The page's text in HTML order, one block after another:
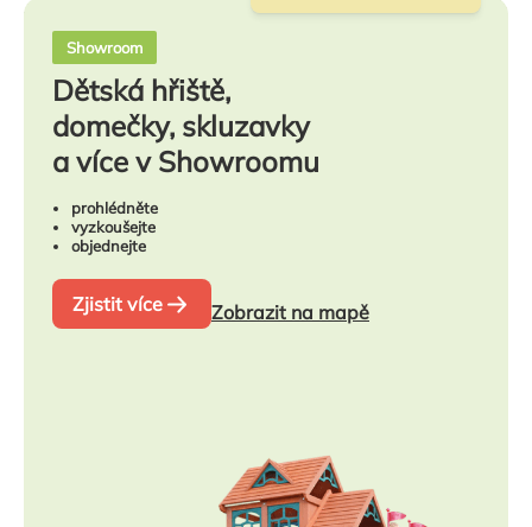
Showroom
Dětská hřiště,
domečky, skluzavky
a více v Showroomu
prohlédněte
vyzkoušejte
objednejte
Zjistit více Zobrazit na mapě